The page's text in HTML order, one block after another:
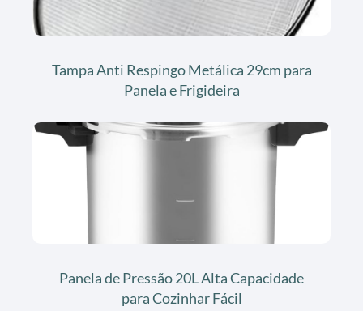
Tampa Anti Respingo Metálica 29cm para
Panela e Frigideira
Panela de Pressão 20L Alta Capacidade
para Cozinhar Fácil